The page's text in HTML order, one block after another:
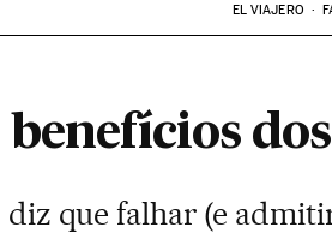
EL VIAJERO
que falhar (e